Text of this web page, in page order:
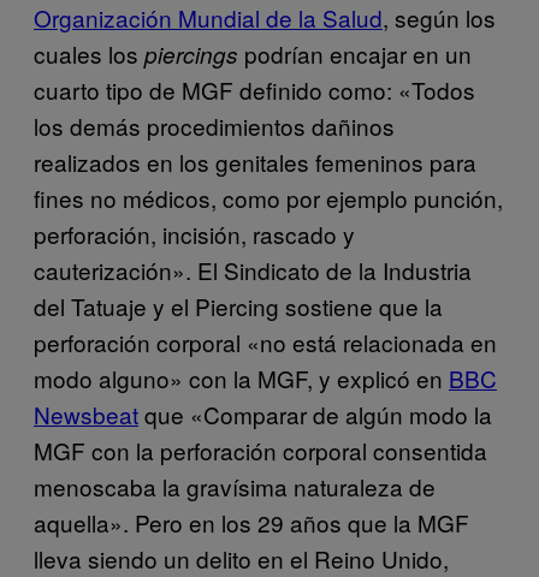
Organización Mundial de la Salud, según los
cuales los piercings podrían encajar en un
cuarto tipo de MGF definido como: «Todos
los demás procedimientos dañinos
realizados en los genitales femeninos para
fines no médicos, como por ejemplo punción,
perforación, incisión, rascado y
cauterización». El Sindicato de la Industria
del Tatuaje y el Piercing sostiene que la
perforación corporal «no está relacionada en
modo alguno» con la MGF, y explicó en BBC
Newsbeatque «Comparar de algún modo la
MGF con la perforación corporal consentida
menoscaba la gravísima naturaleza de
aquella». Pero en los 29 años que la MGF
lleva siendo un delito en el Reino Unido,